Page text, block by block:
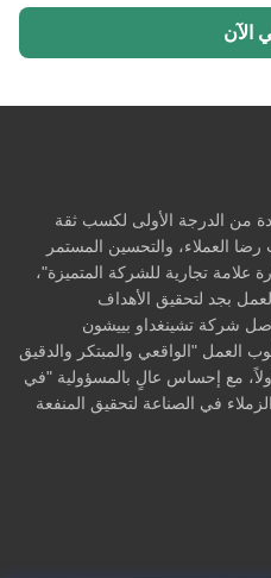
الآن
من الدرجة الأولى لكسب ثقة
العملاء، والتحسين المستمر
علامة تجارية للشركة المتميزة"،
بجد لتحقيق الأهداف
شركة تشينغداو بييشون
العمل "الواقعي والمبتكر والدقيق
مع إحساس عالٍ بالمسؤولية "في
في الصناعة لتحقيق المنفعة